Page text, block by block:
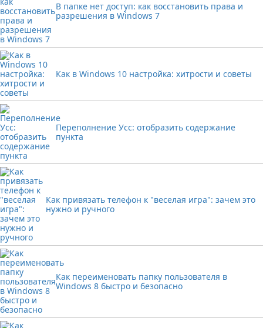
В папке нет доступ: как восстановить права и
разрешения в Windows 7
Как в Windows 10 настройка: хитрости и советы
Переполнение Усс: отобразить содержание
пункта
Как привязать телефон к "веселая игра": зачем это
нужно и ручного
Как переименовать папку пользователя в
Windows 8 быстро и безопасно